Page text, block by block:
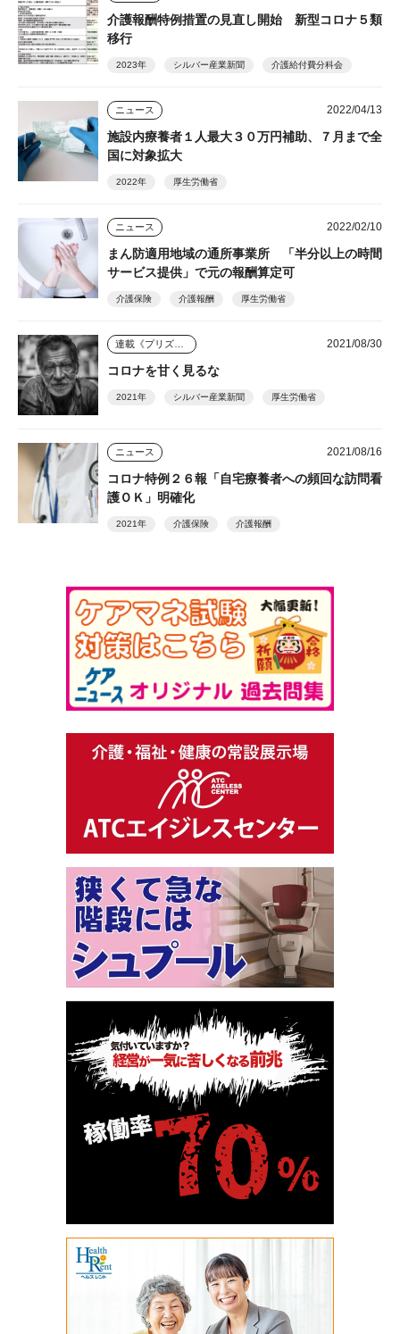
介護報酬特例措置の見直し開始 新型コロナ５類
移行
2023年 シルバー産業新聞 介護給付費分科会
ニュース 2022/04/13
施設内療養者１人最大３０万円補助、７月まで全
国に対象拡大
2022年 厚生労働省
ニュース 2022/02/10
まん防適用地域の通所事業所 「半分以上の時間
サービス提供」で元の報酬算定可
介護保険 介護報酬 厚生労働省
2021/08/30
コロナを甘く見るな
2021年 シルバー産業新聞 厚生労働省
ニュース 2021/08/16
コロナ特例２６報「自宅療養者への頻回な訪問看
護ＯＫ」明確化
2021年 介護保険 介護報酬